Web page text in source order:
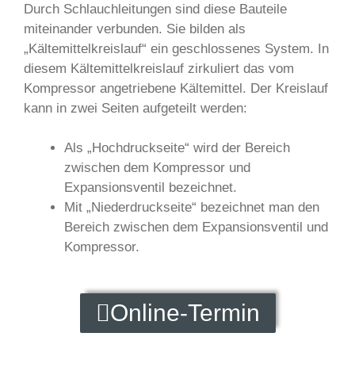
Durch Schlauchleitungen sind diese Bauteile
miteinander verbunden. Sie bilden als
„Kältemittelkreislauf“ ein geschlossenes System. In
diesem Kältemittelkreislauf zirkuliert das vom
Kompressor angetriebene Kältemittel. Der Kreislauf
kann in zwei Seiten aufgeteilt werden:
Als „Hochdruckseite“ wird der Bereich
zwischen dem Kompressor und
Expansionsventil bezeichnet.
Mit „Niederdruckseite“ bezeichnet man den
Bereich zwischen dem Expansionsventil und
Kompressor.
Online-Termin